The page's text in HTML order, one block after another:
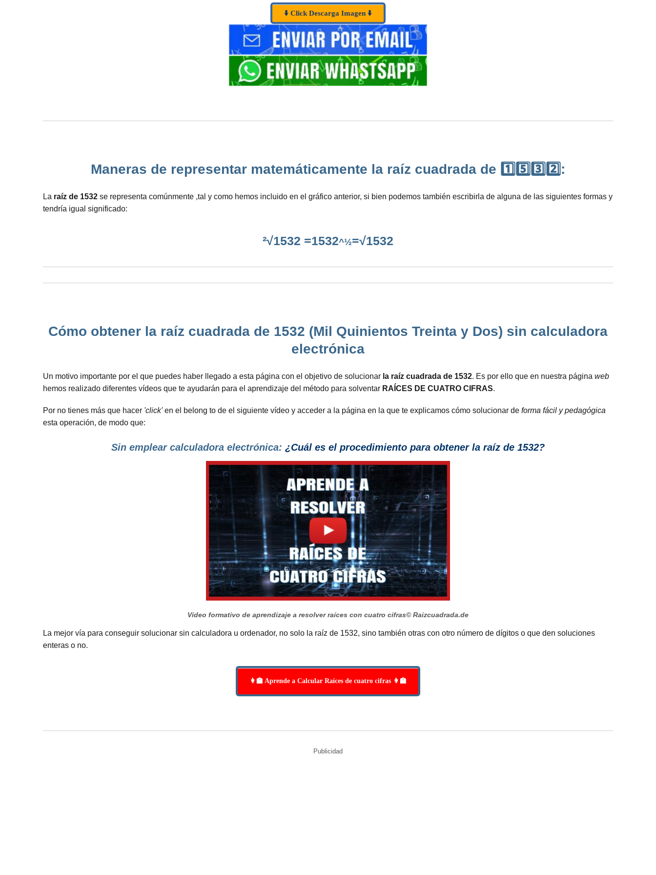
⬇️ Click Descarga Imagen ⬇️
Maneras de representar matemáticamente la raíz cuadrada de 1️⃣5️⃣3️⃣2️⃣:
La raíz de 1532 se representa comúnmente ,tal y como hemos incluido en el gráfico anterior, si bien podemos también escribirla de alguna de las siguientes formas y
tendría igual significado:
²√1532 =1532^½=√1532
Cómo obtener la raíz cuadrada de 1532 (Mil Quinientos Treinta y Dos) sin calculadora
electrónica
Un motivo importante por el que puedes haber llegado a esta página con el objetivo de solucionar la raíz cuadrada de 1532. Es por ello que en nuestra página web
hemos realizado diferentes vídeos que te ayudarán para el aprendizaje del método para solventar RAÍCES DE CUATRO CIFRAS.
Por no tienes más que hacer 'click'en el belong to de el siguiente vídeo y acceder a la página en la que te explicamos cómo solucionar de forma fácil y pedagógica
esta operación, de modo que:
Sin emplear calculadora electrónica: ¿Cuál es el procedimiento para obtener la raíz de 1532?
Vídeo formativo de aprendizaje a resolver raíces con cuatro cifras© Raizcuadrada.de
La mejor vía para conseguir solucionar sin calculadora u ordenador, no solo la raíz de 1532, sino también otras con otro número de dígitos o que den soluciones
enteras o no.
👩‍🏫 Aprende a Calcular Raíces de cuatro cifras 👩‍🏫
Publicidad